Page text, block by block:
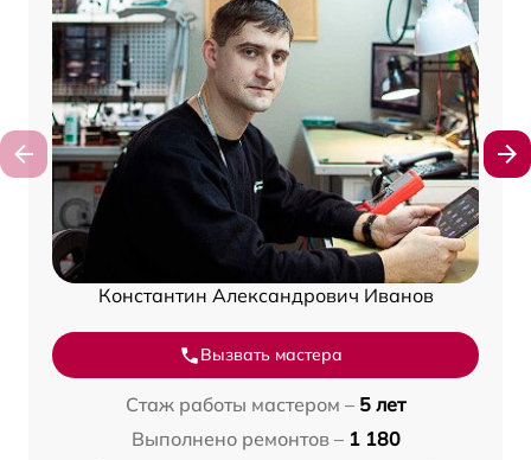
Константин Александрович Иванов
Вызвать мастера
Стаж работы мастером – 5 лет
Выполнено ремонтов – 1 180